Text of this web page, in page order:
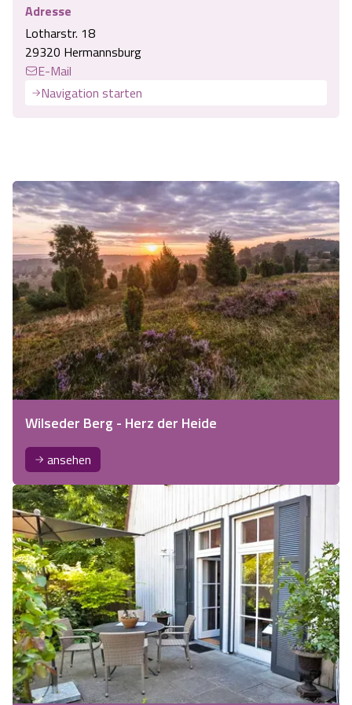
Adresse
Lotharstr. 18
29320 Hermannsburg
E-Mail
Navigation starten
Wilseder Berg - Herz der Heide
ansehen